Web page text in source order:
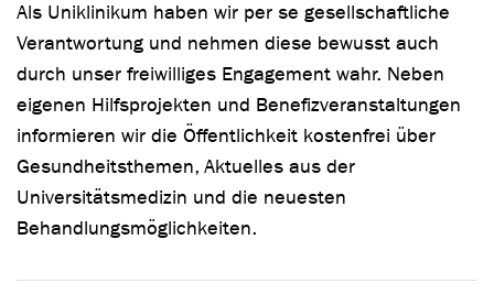
Als Uniklinikum haben wir per se gesellschaftliche
Verantwortung und nehmen diese bewusst auch
durch unser freiwilliges Engagement wahr. Neben
eigenen Hilfsprojekten und Benefizveranstaltungen
informieren wir die Öffentlichkeit kostenfrei über
Gesundheitsthemen, Aktuelles aus der
Universitätsmedizin und die neuesten
Behandlungsmöglichkeiten.